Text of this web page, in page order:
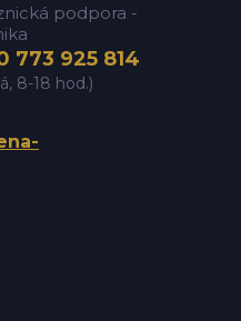
podpora -
773 925 814
8-18 hod.)